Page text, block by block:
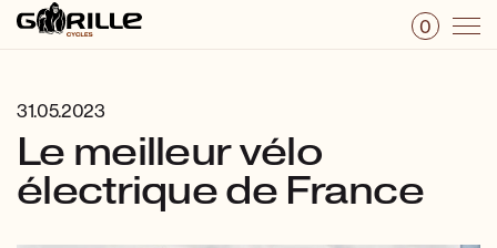
0
31.05.2023
Le meilleur vélo
électrique de France